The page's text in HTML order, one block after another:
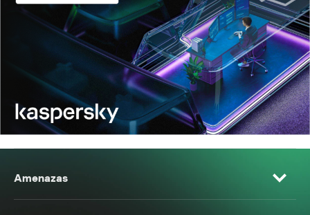
Amenazas